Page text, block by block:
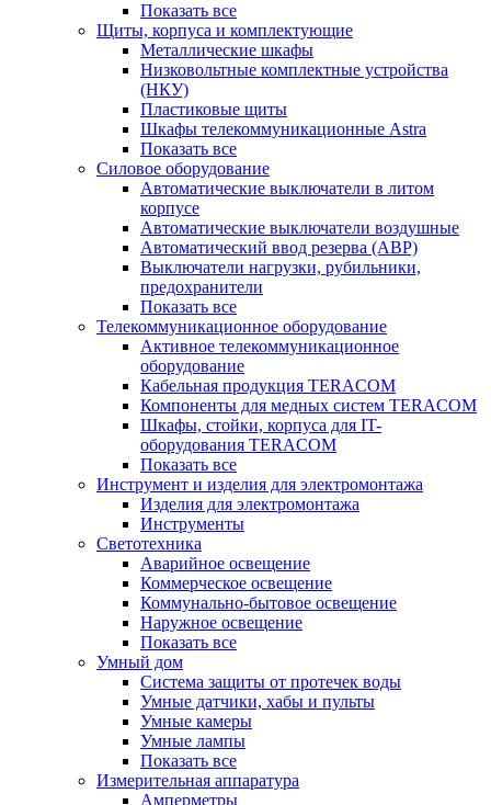
Показать все
Щиты, корпуса и комплектующие
Металлические шкафы
Низковольтные комплектные устройства
(НКУ)
Пластиковые щиты
Шкафы телекоммуникационные Astra
Показать все
Силовое оборудование
Автоматические выключатели в литом
корпусе
Автоматические выключатели воздушные
Автоматический ввод резерва (АВР)
Выключатели нагрузки, рубильники,
предохранители
Показать все
Телекоммуникационное оборудование
Активное телекоммуникационное
оборудование
Кабельная продукция TERACOM
Компоненты для медных систем TERACOM
Шкафы, стойки, корпуса для IT-
оборудования TERACOM
Показать все
Инструмент и изделия для электромонтажа
Изделия для электромонтажа
Инструменты
Светотехника
Аварийное освещение
Коммерческое освещение
Коммунально-бытовое освещение
Наружное освещение
Показать все
Умный дом
Система защиты от протечек воды
Умные датчики, хабы и пульты
Умные камеры
Умные лампы
Показать все
Измерительная аппаратура
Амперметры